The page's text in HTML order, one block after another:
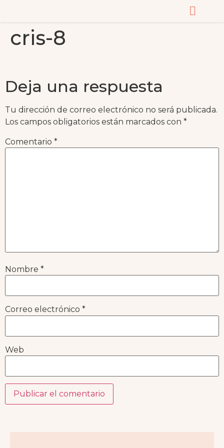
cris-8
Deja una respuesta
Tu dirección de correo electrónico no será publicada.
Los campos obligatorios están marcados con *
Comentario *
Nombre *
Correo electrónico *
Web